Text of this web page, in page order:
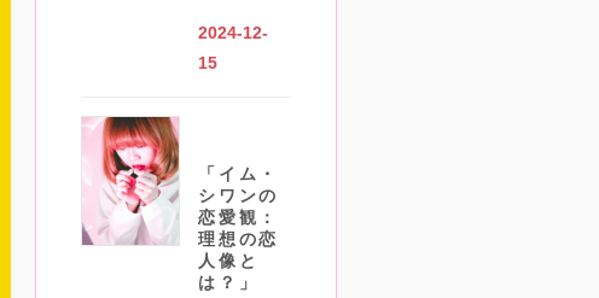
2024-12-
15
「イム・
シワンの
恋愛観：
理想の恋
人像と
は？」